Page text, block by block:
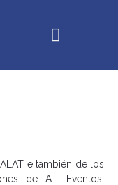
e también de los
de AT. Eventos,